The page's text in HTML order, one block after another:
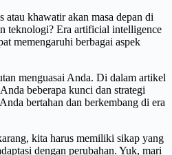
atau khawatir akan masa depan di
teknologi? Era artificial intelligence
memengaruhi berbagai aspek
menguasai Anda. Di dalam artikel
beberapa kunci dan strategi
bertahan dan berkembang di era
kita harus memiliki sikap yang
dengan perubahan. Yuk, mari